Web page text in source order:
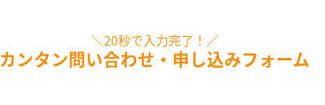
カンタン問い合わせ・ 申し込みフォーム